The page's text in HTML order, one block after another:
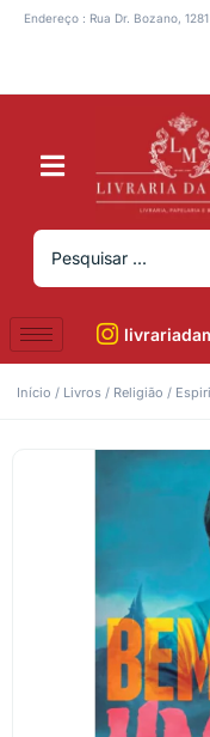
Endereço : Rua Dr. Bozano,
Início / Livros / Religião /